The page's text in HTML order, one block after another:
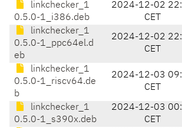
linkchecker_1
0.5.0-1_i386.deb
2024-12-02
CET
linkchecker_1
0.5.0-1_ppc64el.d
eb
2024-12-02
CET
linkchecker_1
0.5.0-1_riscv64.de
b
2024-12-03
CET
linkchecker_1
0.5.0-1_s390x.deb
2024-12-03
CET